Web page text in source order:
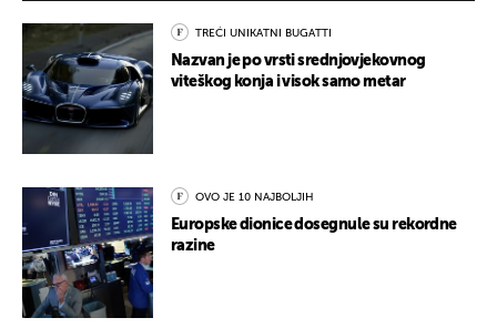
TREĆI UNIKATNI BUGATTI
Nazvan je po vrsti srednjovjekovnog
viteškog konja i visok samo metar
OVO JE 10 NAJBOLJIH
Europske dionice dosegnule su rekordne
razine